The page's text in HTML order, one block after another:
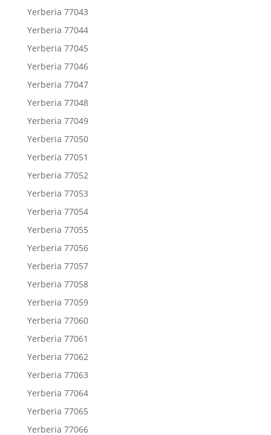
Yerberia 77043
Yerberia 77044
Yerberia 77045
Yerberia 77046
Yerberia 77047
Yerberia 77048
Yerberia 77049
Yerberia 77050
Yerberia 77051
Yerberia 77052
Yerberia 77053
Yerberia 77054
Yerberia 77055
Yerberia 77056
Yerberia 77057
Yerberia 77058
Yerberia 77059
Yerberia 77060
Yerberia 77061
Yerberia 77062
Yerberia 77063
Yerberia 77064
Yerberia 77065
Yerberia 77066